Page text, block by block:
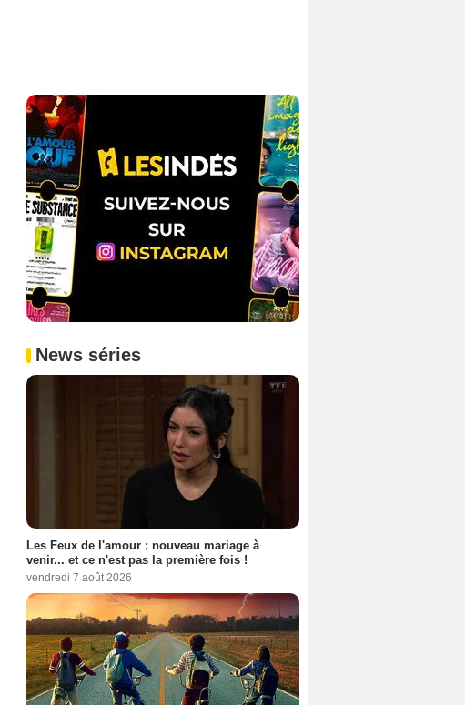
News séries
Les Feux de l'amour : nouveau mariage à
venir... et ce n'est pas la première fois !
vendredi 7 août 2026